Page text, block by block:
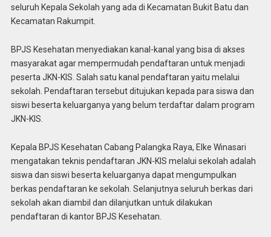
seluruh Kepala Sekolah yang ada di Kecamatan Bukit Batu dan
Kecamatan Rakumpit.
BPJS Kesehatan menyediakan kanal-kanal yang bisa di akses
masyarakat agar mempermudah pendaftaran untuk menjadi
peserta JKN-KIS. Salah satu kanal pendaftaran yaitu melalui
sekolah. Pendaftaran tersebut ditujukan kepada para siswa dan
siswi beserta keluarganya yang belum terdaftar dalam program
JKN-KIS.
Kepala BPJS Kesehatan Cabang Palangka Raya, Elke Winasari
mengatakan teknis pendaftaran JKN-KIS melalui sekolah adalah
siswa dan siswi beserta keluarganya dapat mengumpulkan
berkas pendaftaran ke sekolah. Selanjutnya seluruh berkas dari
sekolah akan diambil dan dilanjutkan untuk dilakukan
pendaftaran di kantor BPJS Kesehatan.